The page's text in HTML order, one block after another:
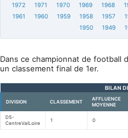
1972
1971 1970 1969 1968
1961
1960 1959 1958 1957
1950
1949
Dans ce championnat de football
un classement final de 1er.
BILAN
DIVISION CLASSEMENT
AFFLUENCE
MOYENNE
D5-
CentreValLoire
1 0